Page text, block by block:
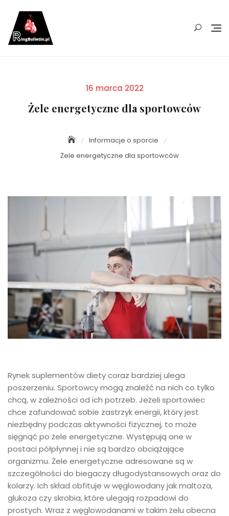
content
Posted
16 marca 2022
Żele energetyczne dla sportowców
Informacje o sporcie
Żele energetyczne dla sportowców
Rynek suplementów diety coraz bardziej ulega
poszerzeniu. Sportowcy mogą znaleźć na nich co tylko
chcą, w zależności od ich potrzeb. Jeżeli sportowiec
chce zafundować sobie zastrzyk energii, który jest
niezbędny podczas aktywności fizycznej, to może
sięgnąć po żele energetyczne. Występują one w
postaci półpłynnej i nie są bardzo obciążające
organizmu. Żele energetyczne adresowane są w
szczególności do biegaczy długodystansowych oraz do
kolarzy. Ich skład obfituje w węglowodany jak maltoza,
glukoza czy skrobia, które ulegają rozpadowi do
prostych. Wraz z węglowodanami w takim żelu obecna